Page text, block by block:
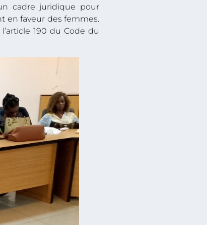
cadre juridique pour
en faveur des femmes.
190 du Code du